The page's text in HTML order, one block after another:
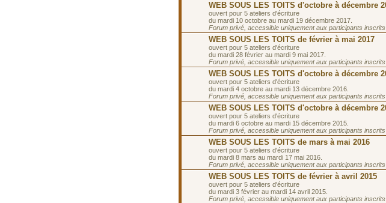
WEB SOUS LES TOITS d'octobre à décembre
ouvert pour 5 ateliers d'écriture
du mardi 10 octobre au mardi 19 décembre 2017.
Forum privé, accessible uniquement aux participants inscrits
WEB SOUS LES TOITS de février à mai 2017
ouvert pour 5 ateliers d'écriture
du mardi 28 février au mardi 9 mai 2017.
Forum privé, accessible uniquement aux participants inscrits
WEB SOUS LES TOITS d'octobre à décembre
ouvert pour 5 ateliers d'écriture
du mardi 4 octobre au mardi 13 décembre 2016.
Forum privé, accessible uniquement aux participants inscrits
WEB SOUS LES TOITS d'octobre à décembre
ouvert pour 5 ateliers d'écriture
du mardi 6 octobre au mardi 15 décembre 2015.
Forum privé, accessible uniquement aux participants inscrits
WEB SOUS LES TOITS de mars à mai 2016
ouvert pour 5 ateliers d'écriture
du mardi 8 mars au mardi 17 mai 2016.
Forum privé, accessible uniquement aux participants inscrits
WEB SOUS LES TOITS de février à avril 2015
ouvert pour 5 ateliers d'écriture
du mardi 3 février au mardi 14 avril 2015.
Forum privé, accessible uniquement aux participants inscrits